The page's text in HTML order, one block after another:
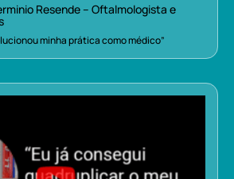
Resende – Oftalmologista e
minha prática como médico”